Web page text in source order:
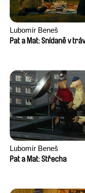
Lubomír Beneš
Pat a Mat: Snídaně v
Lubomír Beneš
Pat a Mat: Střecha